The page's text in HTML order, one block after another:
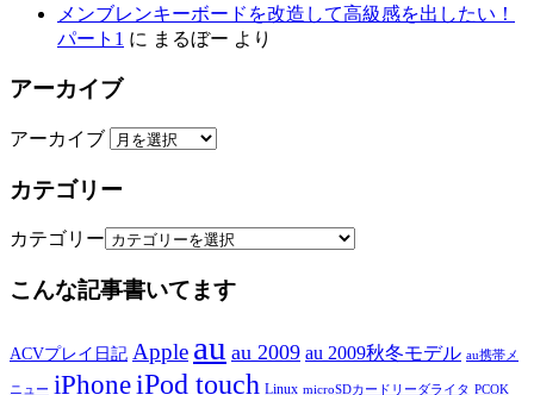
メンブレンキーボードを改造して高級感を出したい！
パート1 に まるぼー より
アーカイブ
アーカイブ
カテゴリー
カテゴリー
こんな記事書いてます
ACVプレイ日記 Apple au au 2009 au 2009秋冬モデル au携帯メ
ニュー iPhoneiPod touch Linux microSDカードリーダライタ PCOK